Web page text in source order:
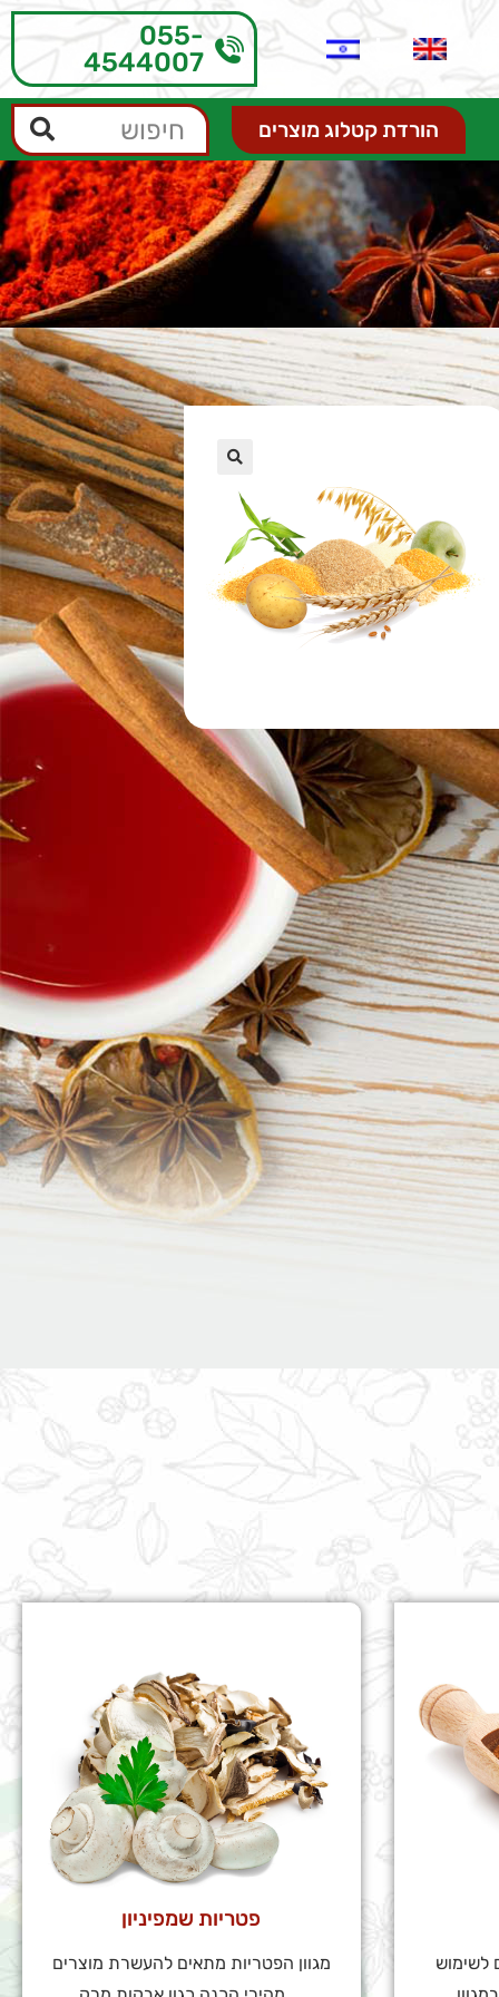
055-
4544007
הורדת קטלוג מוצרים
לשימוש
פטריות שמפיניון
מגוון הפטריות מתאים להעשרת מוצרים